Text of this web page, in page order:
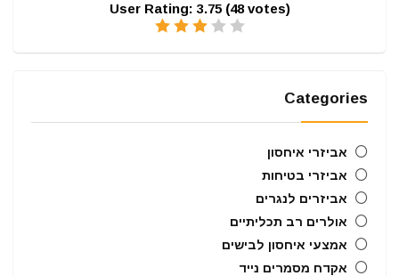
User Rating: 3.75 (48votes)
Categories
אביזרי איחסון
אביזרי בטיחות
אביזרים לנגרים
אולרים רב תכליתיים
אמצעי איחסון לבישים
אקדח מסמרים נייד